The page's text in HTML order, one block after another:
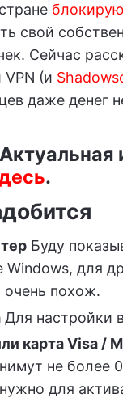
свой
Сейчас
VPN (и
даже денег
.
Буду
Windows, для
очень похож.
Для настройки
карта Visa /
не более
для